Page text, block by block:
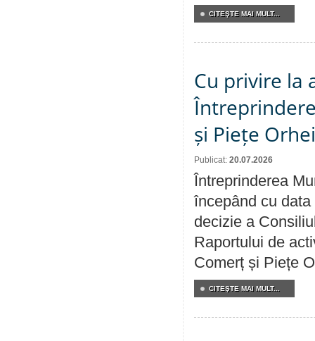
CITEŞTE MAI MULT...
Cu privire la
și Piețe
Publicat: 20.07.2026
Întreprinderea
începând cu
decizie a
Raportului de
Comerț și Piețe
CITEŞTE MAI MULT...